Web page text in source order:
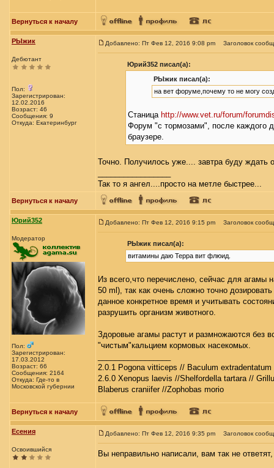
Вернуться к началу
РЫжик
Дебютант
Пол:
Зарегистрирован:
12.02.2016
Возраст: 46
Сообщения: 9
Откуда: Екатеринбург
Добавлено: Пт Фев 12, 2016 9:08 pm Заголовок
Юрий352 писал(а):
РЫжик писал(а):
на вет форуме,почему то не могу
Станица http://www.vet.ru/forum/
Форум "с тормозами", после каждого
браузере.
Точно. Получилось уже.... завтра буду
Так то я ангел....просто на метле быстрее...
Вернуться к началу
Юрий352
Модератор
Пол:
Зарегистрирован:
17.03.2012
Возраст: 66
Сообщения: 2164
Откуда: Где-то в
Московской губернии
Добавлено: Пт Фев 12, 2016 9:15 pm Заголовок
РЫжик писал(а):
витамины даю Терра вит флюид.
Из всего,что перечислено, сейчас для
50 ml), так как очень сложно точно
данное конкретное время и учитывать
разрушить организм животного.
Здоровые агамы растут и размножаются без
"чистым"кальцием кормовых насекомых.
2.0.1 Pogona vitticeps // Baculum extradentatum
2.6.0 Xenopus laevis //Shelfordella tartara //
Blaberus craniifer //Zophobas morio
Вернуться к началу
Есения
Освоившийся
Добавлено: Пт Фев 12, 2016 9:35 pm Заголовок
Вы неправильно написали, вам так не